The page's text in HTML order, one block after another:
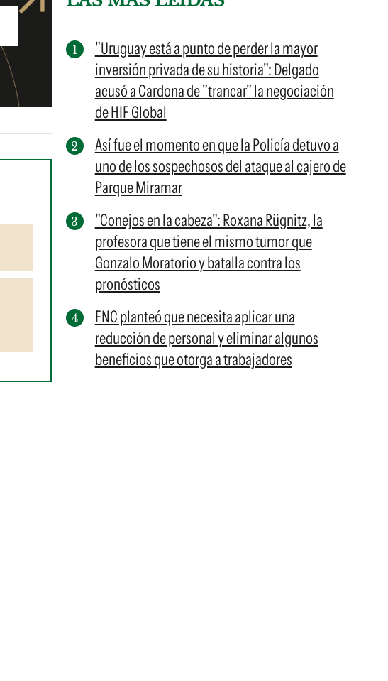
"Uruguay está a punto de perder la mayor
inversión privada de su historia": Delgado
acusó a Cardona de "trancar" la negociación
de HIF Global
Así fue el momento en que la Policía detuvo a
uno de los sospechosos del ataque al cajero de
Parque Miramar
"Conejos en la cabeza": Roxana Rügnitz, la
profesora que tiene el mismo tumor que
Gonzalo Moratorio y batalla contra los
pronósticos
FNC planteó que necesita aplicar una
reducción de personal y eliminar algunos
beneficios que otorga a trabajadores